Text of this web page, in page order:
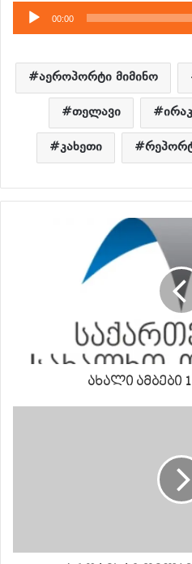
აუდიო
დამკვრელი
00:00
აეროპორტი მიმინო
თელავი
კახეთი
ახალი ამბები